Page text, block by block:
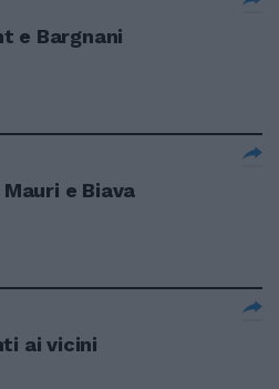
e Bargnani
e Biava
ai vicini